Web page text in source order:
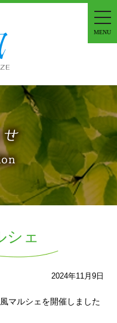
MENU
シェ
2024年11月9日
マルシェを開催しました